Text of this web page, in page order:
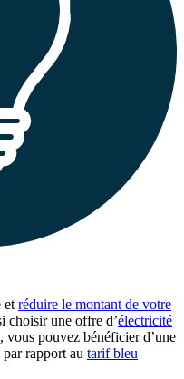
et réduire le montant de votre
choisir une offre d’électricité
pouvez bénéficier d’une
rapport au tarif bleu